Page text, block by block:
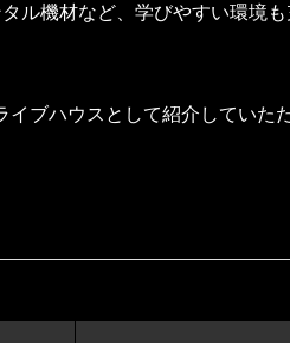
ル機材など、学びやすい環境
ブハウスとして紹介していた